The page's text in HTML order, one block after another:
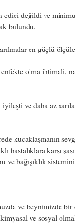
edici değildi ve
bulundu.
en güçlü
enfekte olma ihtimali,
iyileşti ve daha az
kucaklaşmanın
hastalıklara karşı
ve bağışıklık
ve beynimizde
ve sosyal